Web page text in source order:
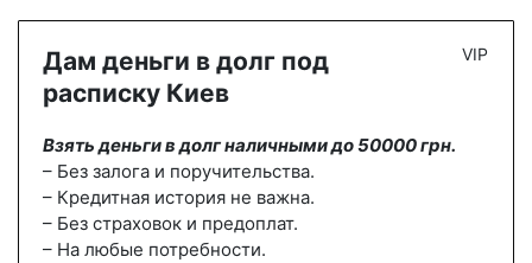
Дам деньги в долг под
расписку Киев
Взять деньги в долг наличными до 50000 грн.
– Без залога и поручительства.
– Кредитная история не важна.
– Без страховок и предоплат.
– На любые потребности.
VIP